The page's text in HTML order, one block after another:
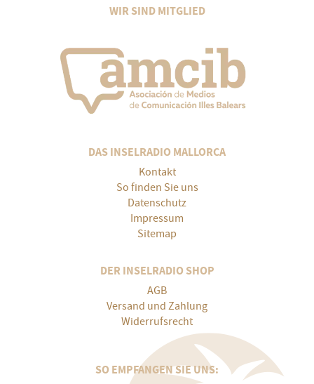
WIR SIND MITGLIED
DAS INSELRADIO MALLORCA
Kontakt
So finden Sie uns
Datenschutz
Impressum
Sitemap
DER INSELRADIO SHOP
AGB
Versand und Zahlung
Widerrufsrecht
SO EMPFANGEN SIE UNS: